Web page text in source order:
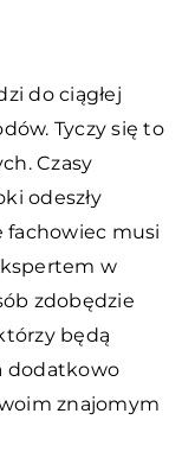
do ciągłej
Tyczy się to
Czasy
odeszły
fachowiec musi
w
zdobędzie
będą
dodatkowo
znajomym